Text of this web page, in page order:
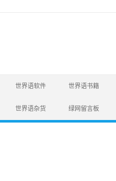
世界语软件 世界语书籍
世界语杂货 绿网留言板